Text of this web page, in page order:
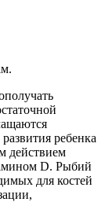
ребенка
действием
D. Рыбий
для костей